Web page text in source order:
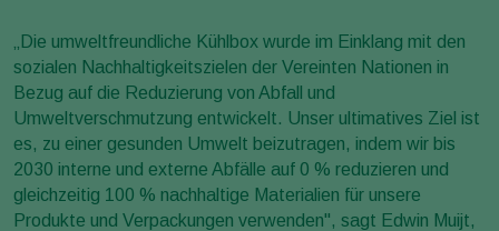
„Die umweltfreundliche Kühlbox wurde im Einklang mit den
sozialen Nachhaltigkeitszielen der Vereinten Nationen in
Bezug auf die Reduzierung von Abfall und
Umweltverschmutzung entwickelt. Unser ultimatives Ziel ist
es, zu einer gesunden Umwelt beizutragen, indem wir bis
2030 interne und externe Abfälle auf 0 % reduzieren und
gleichzeitig 100 % nachhaltige Materialien für unsere
Produkte und Verpackungen verwenden", sagt Edwin Muijt,